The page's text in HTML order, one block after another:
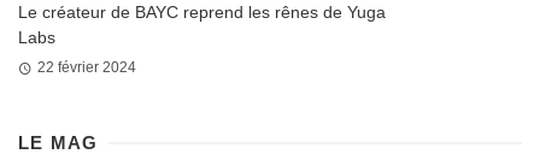
Le créateur de BAYC reprend les rênes de Yuga
Labs
22 février 2024
LE MAG